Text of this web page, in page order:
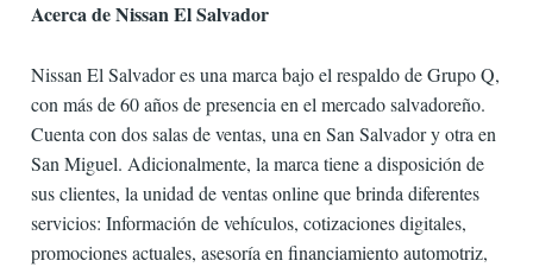
Acerca de Nissan El Salvador
Nissan El Salvador es una marca bajo el respaldo de Grupo Q,
con más de 60 años de presencia en el mercado salvadoreño.
Cuenta con dos salas de ventas, una en San Salvador y otra en
San Miguel. Adicionalmente, la marca tiene a disposición de
sus clientes, la unidad de ventas online que brinda diferentes
servicios: Información de vehículos, cotizaciones digitales,
promociones actuales, asesoría en financiamiento automotriz,